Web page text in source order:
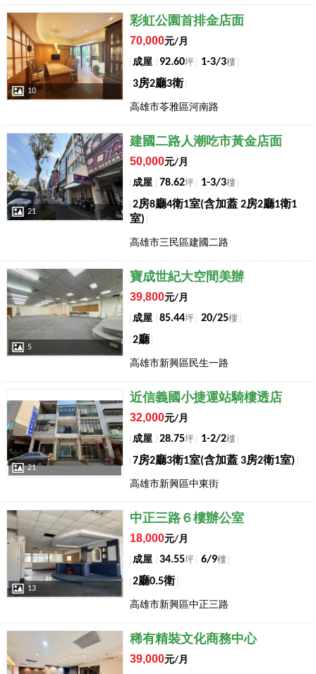
店長推薦
10
彩虹公園首排金店面
70,000元/月
成屋
92.60坪 1-3/3樓
3房2廳3衛
高雄市苓雅區河南路
店長推薦
21
建國二路人潮吃市黃金店面
50,000元/月
成屋
78.62坪 1-3/3樓
2房8廳4衛1室(含加蓋 2房2廳1衛1
室)
高雄市三民區建國二路
店長推薦
5
寶成世紀大空間美辦
39,800元/月
成屋
85.44坪 20/25樓
2廳
高雄市新興區民生一路
21
近信義國小捷運站騎樓透店
32,000元/月
成屋
28.75坪 1-2/2樓
7房2廳3衛1室(含加蓋 3房2衛1室)
高雄市新興區中東街
店長推薦
13
中正三路６樓辦公室
18,000元/月
成屋
34.55坪 6/9樓
2廳0.5衛
高雄市新興區中正三路
稀有精裝文化商務中心
39,000元/月